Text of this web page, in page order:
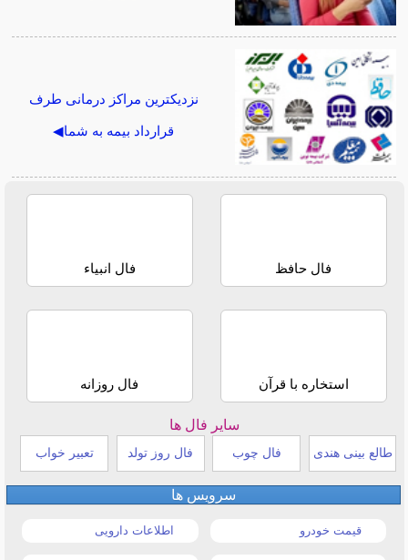
نزدیکترین مراکز درمانی طرف
قرارداد بیمه به شما◀
فال حافظ فال انبیاء
استخاره با قرآن فال روزانه
سایر فال ها
طالع بینی هندی فال چوب فال روز تولد تعبیر خواب
سرویس ها
قیمت خودرو اطلاعات دارویی